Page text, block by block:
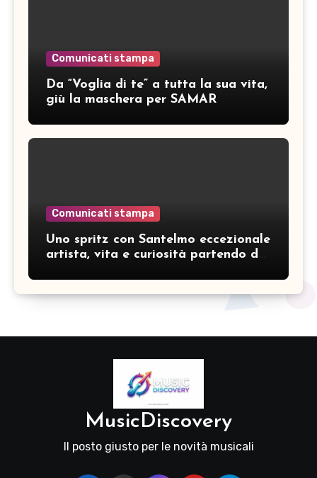
Comunicati stampa
Da “Voglia di te” a tutta la sua vita,
giù la maschera per SAMAR
Comunicati stampa
Uno spritz con Santelmo eccezionale
artista, vita e curiosità partendo da
MusicDiscovery
Il posto giusto per le novità musicali